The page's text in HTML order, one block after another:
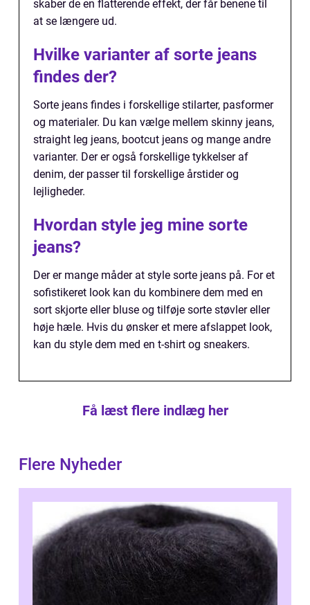
skaber de en flatterende effekt, der får benene til
at se længere ud.
Hvilke varianter af sorte jeans
findes der?
Sorte jeans findes i forskellige stilarter, pasformer
og materialer. Du kan vælge mellem skinny jeans,
straight leg jeans, bootcut jeans og mange andre
varianter. Der er også forskellige tykkelser af
denim, der passer til forskellige årstider og
lejligheder.
Hvordan style jeg mine sorte
jeans?
Der er mange måder at style sorte jeans på. For et
sofistikeret look kan du kombinere dem med en
sort skjorte eller bluse og tilføje sorte støvler eller
høje hæle. Hvis du ønsker et mere afslappet look,
kan du style dem med en t-shirt og sneakers.
Få læst flere indlæg her
Flere Nyheder